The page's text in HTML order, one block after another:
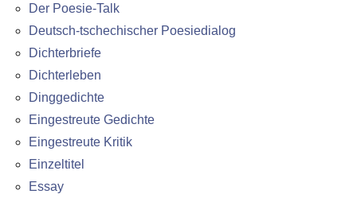
Der Poesie-Talk
Deutsch-tschechischer Poesiedialog
Dichterbriefe
Dichterleben
Dinggedichte
Eingestreute Gedichte
Eingestreute Kritik
Einzeltitel
Essay